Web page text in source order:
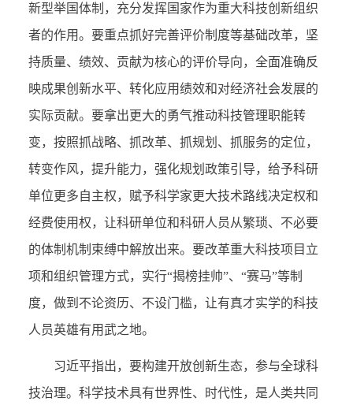
新型举国体制，充分发挥国家作为重大科技创新组织
者的作用。要重点抓好完善评价制度等基础改革，坚
持质量、绩效、贡献为核心的评价导向，全面准确反
映成果创新水平、转化应用绩效和对经济社会发展的
实际贡献。要拿出更大的勇气推动科技管理职能转
变，按照抓战略、抓改革、抓规划、抓服务的定位，
转变作风，提升能力，强化规划政策引导，给予科研
单位更多自主权，赋予科学家更大技术路线决定权和
经费使用权，让科研单位和科研人员从繁琐、不必要
的体制机制束缚中解放出来。要改革重大科技项目立
项和组织管理方式，实行“揭榜挂帅”、“赛马”等制
度，做到不论资历、不设门槛，让有真才实学的科技
人员英雄有用武之地。
习近平指出，要构建开放创新生态，参与全球科
技治理。科学技术具有世界性、时代性，是人类共同